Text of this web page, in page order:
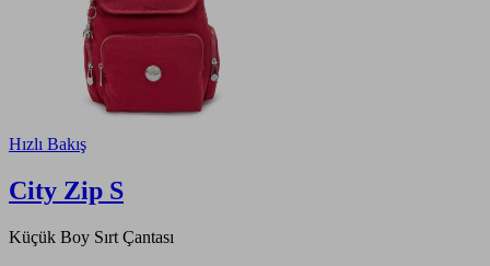
Hızlı Bakış
City Zip S
Küçük Boy Sırt Çantası